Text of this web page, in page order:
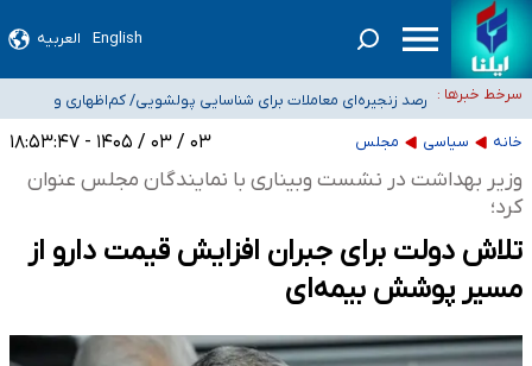
English العربیه
سرخط خبرها :
۵۰ ایستگاه هواشناسی در جنگ دچار آسیب‌های جدی شدند/ تخریب کامل دو رادار در
بوشهر و اهواز
شیب آسیب‌های اجتماعی در کشور افزایشی است
رصد زنجیره‌ای معاملات برای شناسایی پولشویی/ کم‌اظهاری و
ایرانی- افغانستانی
آسیب‌های جنگ، صدور گواهینامه موتورسواری زنان را به تأخیر انداخت
خانه سیاسی مجلس ۰۳ / ۰۳ / ۱۴۰۵ - ۱۸:۵۳:۴۷
وزیر بهداشت در نشست وبیناری با نمایندگان مجلس عنوان
کرد؛
تلاش دولت برای جبران افزایش قیمت دارو از
مسیر پوشش بیمه‌ای